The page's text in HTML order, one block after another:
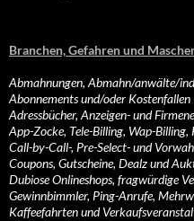
Branchen, Gefahren und
Abmahnungen, Abmahn/anwälte/
Abonnements und/oder Kostenfallen
Adressbücher, Anzeigen- und
App-Zocke, Tele-Billing, Wap-
Call-by-Call-, Pre-Select- und
Coupons, Gutscheine, Dealz und
Dubiose Onlineshops, fragwürdige
Gewinnbimmler, Ping-Anrufe,
Kaffeefahrten und